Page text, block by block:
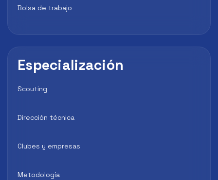
Bolsa de trabajo
Especialización
Scouting
Dirección técnica
Clubes y empresas
Metodología